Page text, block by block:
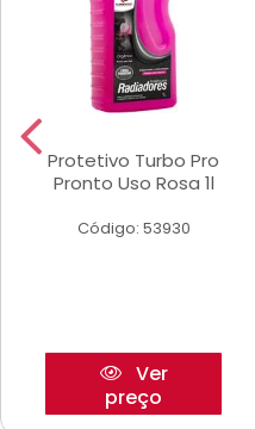
Protetivo Turbo Pro
Pronto Uso Rosa 1l
Código: 53930
Ver
preço